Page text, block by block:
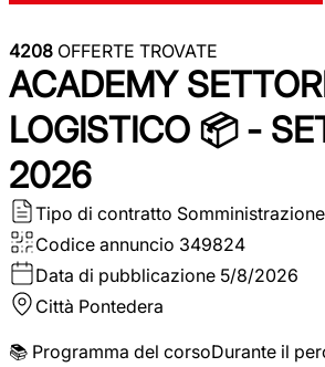
4208 OFFERTE TROVATE
ACADEMY
LOGISTICO 📦 -
2026
Tipo di contratto Somministrazione
Codice annuncio 349824
Data di pubblicazione 5/8/2026
Città Pontedera
📚 Programma del corsoDurante il